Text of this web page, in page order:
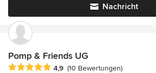
Nachricht
Pomp & Friends UG
Durchschnittliche Bewertung: 4.9 von 5
4,9 (10 Bewertungen)